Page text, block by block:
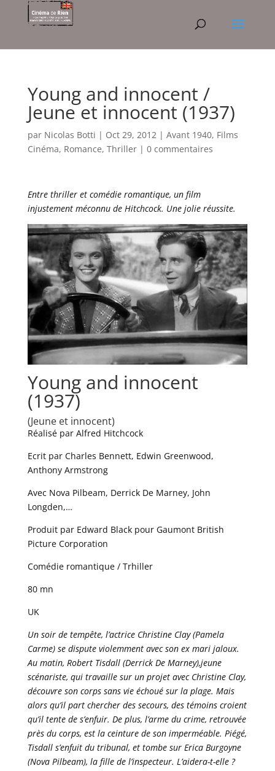
Young and innocent /
Jeune et innocent (1937)
par Nicolas Botti | Oct 29, 2012| Avant 1940, Films
Cinéma, Romance, Thriller| 0 commentaires
Entre thriller et comédie romantique, un film
injustement méconnu de Hitchcock. Une jolie réussite.
Young and innocent
(1937)
(Jeune et innocent)
Réalisé par Alfred Hitchcock
Ecrit par Charles Bennett, Edwin Greenwood,
Anthony Armstrong
Avec Nova Pilbeam, Derrick De Marney, John
Longden,…
Produit par Edward Black pour Gaumont British
Picture Corporation
Comédie romantique / Trhiller
80 mn
UK
Un soir de tempête, l’actrice Christine Clay (Pamela
Carme) se dispute violemment avec son ex mari jaloux.
Au matin, Robert Tisdall (Derrick De Marney),jeune
scénariste, qui travaille sur un projet avec Christine Clay,
découvre son corps sans vie échoué sur la plage. Mais
alors qu’il part chercher des secours, des témoins croient
qu’il tente de s’enfuir. De plus, l’arme du crime, retrouvée
près du corps, est la ceinture de son imperméable. Piégé,
Tisdall s’enfuit du tribunal, et tombe sur Erica Burgoyne
(Nova Pilbeam), la fille de l’inspecteur. L’aidera-t-elle ?